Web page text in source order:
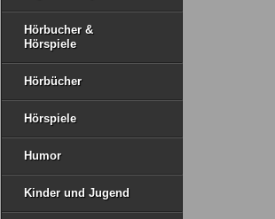
Hörbucher &
Hörspiele
Hörbücher
Hörspiele
Humor
Kinder und Jugend